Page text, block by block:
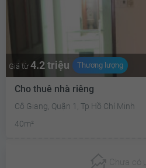
Giá từ 4.2 triệu Thương lượng
Cho thuê nhà riêng
Cô Giang, Quận 1, Tp Hồ Chí Minh
40m²
Chưa có